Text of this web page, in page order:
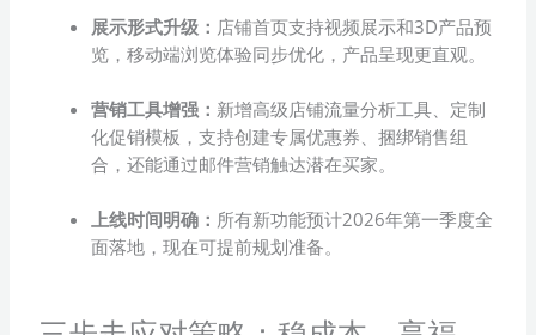
展示形式升级： 店铺首页支持视频展示和3D产品预
览，移动端浏览体验同步优化，产品呈现更直观。
营销工具增强： 新增高级店铺流量分析工具、定制
化促销模板，支持创建专属优惠券、捆绑销售组
合，还能通过邮件营销触达潜在买家。
上线时间明确： 所有新功能预计2026年第一季度全
面落地，现在可提前规划准备。